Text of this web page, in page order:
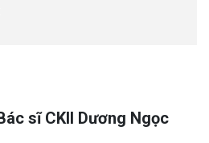
sĩ CKII Dương Ngọc